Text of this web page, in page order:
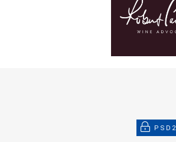
PSD2